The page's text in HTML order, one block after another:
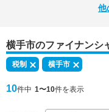
他
横手市のファイナンシ
税制 横手市
10件中 1〜10件を表示